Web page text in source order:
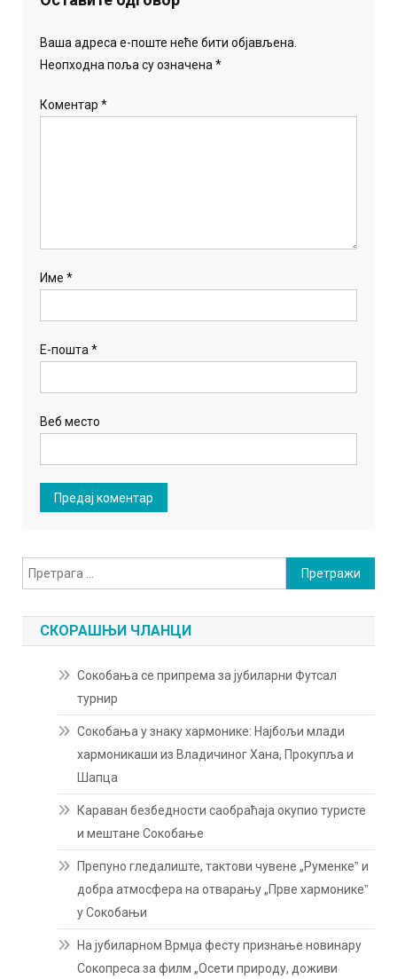
Ваша адреса е-поште неће бити објављена.
Неопходна поља су означена*
Коментар*
Име*
Е-пошта*
Веб место
Претрага
за:
СКОРАШЊИ ЧЛАНЦИ
Сокобања се припрема за јубиларни Футсал
турнир
Сокобања у знаку хармонике: Најбољи млади
хармоникаши из Владичиног Хана, Прокупља и
Шапца
Караван безбедности саобраћаја окупио туристе
и мештане Сокобање
Препуно гледалиште, тактови чувене „Руменкеˮ и
добра атмосфера на отварању „Прве хармоникеˮ
у Сокобањи
На јубиларном Врмџа фесту признање новинару
Сокопреса за филм „Осети природу, доживи